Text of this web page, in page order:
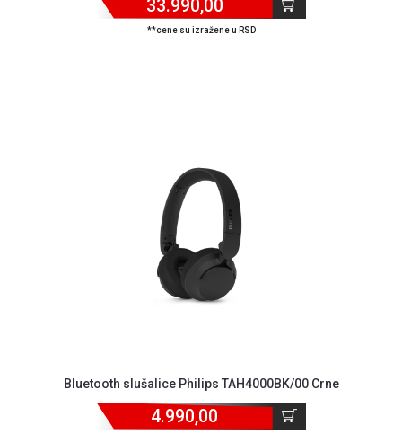
33.990,00
**cene su izražene u RSD
Bluetooth slušalice Philips TAH4000BK/00 Crne
4.990,00